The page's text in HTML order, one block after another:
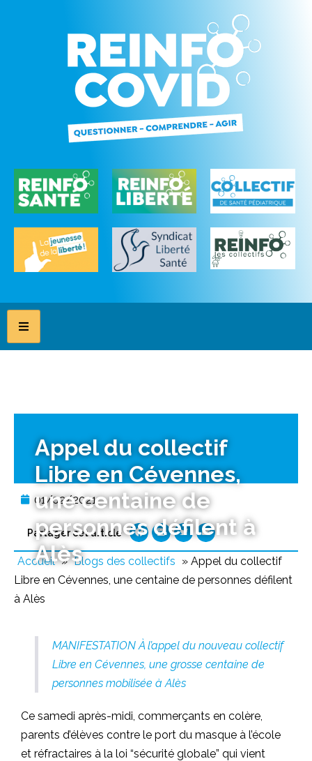
Appel du collectif
Libre en Cévennes,
une centaine de
personnes défilent à
Alès
01/02/2021
Partager cet article
Accueil » Blogs des collectifs » Appel du collectif
Libre en Cévennes, une centaine de personnes défilent
à Alès
MANIFESTATION À l’appel du nouveau collectif
Libre en Cévennes, une grosse centaine de
personnes mobilisée à Alès
Ce samedi après-midi, commerçants en colère,
parents d’élèves contre le port du masque à l’école
et réfractaires à la loi “sécurité globale” qui vient